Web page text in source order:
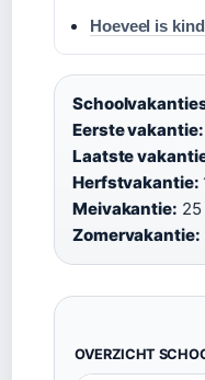
Hoeveel is
Eerste vakantie:
Laatste
Herfstvakantie:
Meivakantie: 25
Zomervakantie:
OVERZICHT